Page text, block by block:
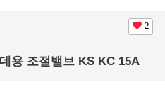
2
용 조절밸브 KS KC 15A